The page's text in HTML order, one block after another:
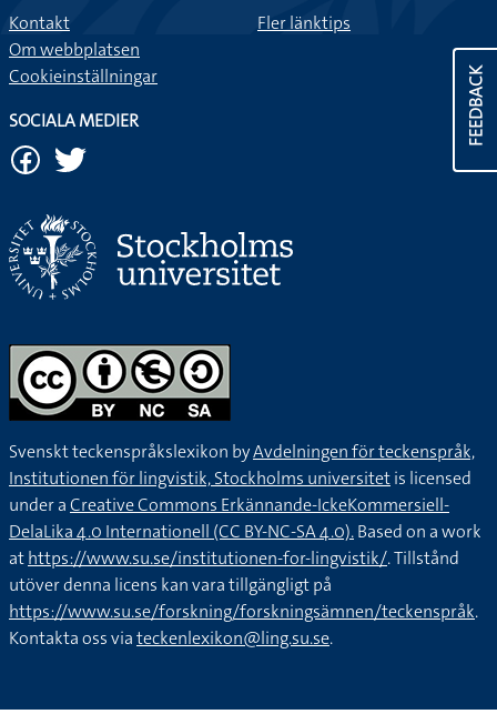
FEEDBACK
Kontakt
Om webbplatsen
Cookieinställningar
Fler länktips
SOCIALA MEDIER
Svenskt teckenspråkslexikon byAvdelningen för teckenspråk,
Institutionen för lingvistik, Stockholms universitetis licensed
under aCreative Commons Erkännande-IckeKommersiell-
DelaLika 4.0 Internationell (CC BY-NC-SA 4.0).Based on a work
athttps://www.su.se/institutionen-for-lingvistik/. Tillstånd
utöver denna licens kan vara tillgängligt på
https://www.su.se/forskning/forskningsämnen/teckenspråk.
Kontakta oss viateckenlexikon@ling.su.se.